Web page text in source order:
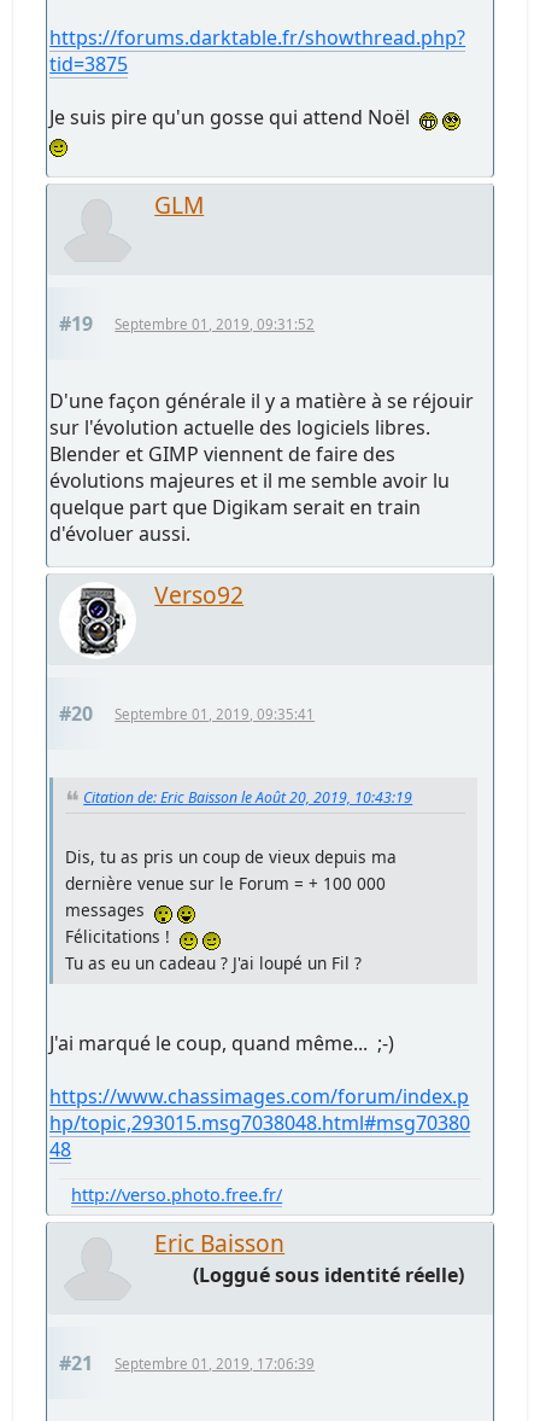
https://forums.darktable.fr/showthread.php?
tid=3875
Je suis pire qu'un gosse qui attend Noël
GLM
#19 Septembre 01, 2019, 09:31:52
D'une façon générale il y a matière à se réjouir
sur l'évolution actuelle des logiciels libres.
Blender et GIMP viennent de faire des
évolutions majeures et il me semble avoir lu
quelque part que Digikam serait en train
d'évoluer aussi.
Verso92
#20 Septembre 01, 2019, 09:35:41
Citation de: Eric Baisson le Août 20, 2019, 10:43:19
Dis, tu as pris un coup de vieux depuis ma
dernière venue sur le Forum = + 100 000
messages
Félicitations !
Tu as eu un cadeau ? J'ai loupé un Fil ?
J'ai marqué le coup, quand même... ;-)
https://www.chassimages.com/forum/index.p
hp/topic,293015.msg7038048.html#msg70380
48
http://verso.photo.free.fr/
Eric Baisson
(Loggué sous identité réelle)
#21 Septembre 01, 2019, 17:06:39